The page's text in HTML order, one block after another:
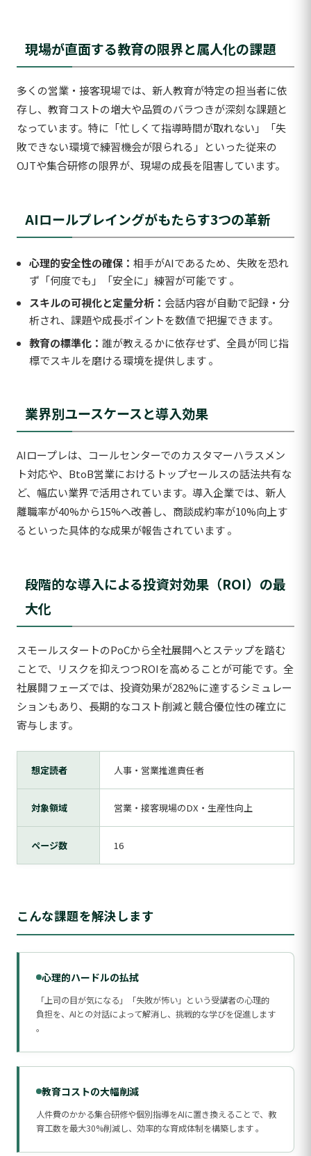
現場が直面する教育の限界と属人化の課題
多くの営業・接客現場では、新人教育が特定の担当者に依
存し、教育コストの増大や品質のバラつきが深刻な課題と
なっています。特に「忙しくて指導時間が取れない」「失
敗できない環境で練習機会が限られる」といった従来の
OJTや集合研修の限界が、現場の成長を阻害しています。
AIロールプレイングがもたらす3つの革新
心理的安全性の確保： 相手がAIであるため、失敗を恐れ
ず「何度でも」「安全に」練習が可能です 。
スキルの可視化と定量分析： 会話内容が自動で記録・分
析され、課題や成長ポイントを数値で把握できます。
教育の標準化： 誰が教えるかに依存せず、全員が同じ指
標でスキルを磨ける環境を提供します 。
業界別ユースケースと導入効果
AIロープレは、コールセンターでのカスタマーハラスメン
ト対応や、BtoB営業におけるトップセールスの話法共有な
ど、幅広い業界で活用されています。導入企業では、新人
離職率が40%から15%へ改善し、商談成約率が10%向上す
るといった具体的な成果が報告されています 。
段階的な導入による投資対効果（ROI）の最
大化
スモールスタートのPoCから全社展開へとステップを踏む
ことで、リスクを抑えつつROIを高めることが可能です。全
社展開フェーズでは、投資効果が282%に達するシミュレー
ションもあり、長期的なコスト削減と競合優位性の確立に
寄与します。
想定読者 人事・営業推進責任者
対象領域 営業・接客現場のDX・生産性向上
ページ数 16
こんな課題を解決します
心理的ハードルの払拭
「上司の目が気になる」「失敗が怖い」という受講者の心理的
負担を、AIとの対話によって解消し、挑戦的な学びを促進します
。
教育コストの大幅削減
人件費のかかる集合研修や個別指導をAIに置き換えることで、教
育工数を最大30%削減し、効率的な育成体制を構築します 。